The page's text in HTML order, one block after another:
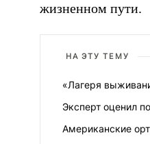
жизненном пути.
НА ЭТУ ТЕМУ
«Лагеря
Эксперт оценил
Американские